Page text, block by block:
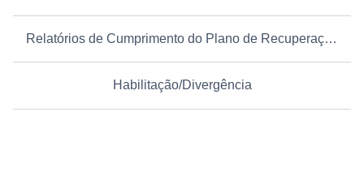
Relatórios de Cumprimento do Plano de Recuperação Judicial
Habilitação/Divergência